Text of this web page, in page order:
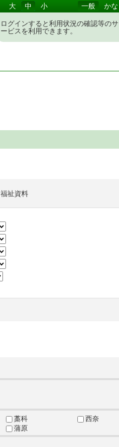
大 中 小 一般 かな
ログインすると利用状況の確認等のサ
ービスを利用できます。
福祉資料
藁科
西奈
蒲原